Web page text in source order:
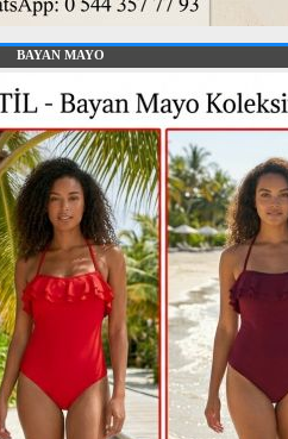
BAYAN MAYO